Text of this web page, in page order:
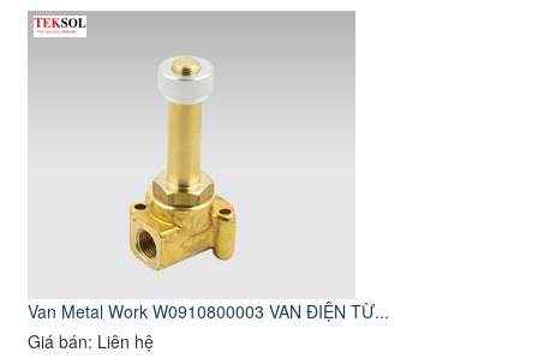
Van Metal Work W0910800003 VAN ĐIỆN TỪ...
Giá bán: Liên hệ